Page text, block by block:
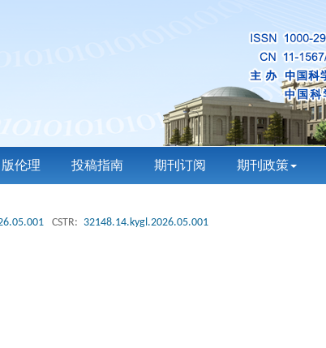
伦理 投稿指南 期刊订阅 期刊政策
CSTR: 32148.14.kygl.2026.05.001